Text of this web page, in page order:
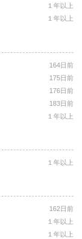
１年以上
１年以上
164日前
175日前
176日前
183日前
１年以上
１年以上
162日前
１年以上
１年以上